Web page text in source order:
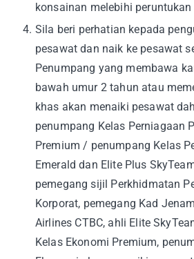
konsainan melebihi
4. Sila beri perhatian kepada
pesawat dan naik ke pesawat
Penumpang yang membawa
bawah umur 2 tahun atau
khas akan menaiki pesawat
penumpang Kelas Perniagaan
Premium / penumpang Kelas
Emerald dan Elite Plus
pemegang sijil Perkhidmatan
Korporat, pemegang Kad
Airlines CTBC, ahli Elite
Kelas Ekonomi Premium,